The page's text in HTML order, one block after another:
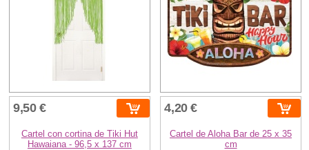
9,50 €
Cartel con cortina de Tiki Hut
Hawaiana - 96,5 x 137 cm
4,20 €
Cartel de Aloha Bar de 25 x 35
cm